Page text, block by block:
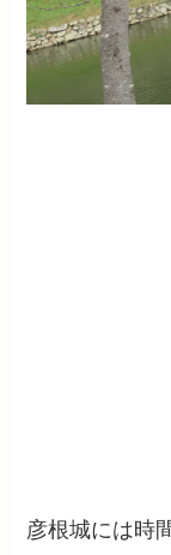
彦根城には時